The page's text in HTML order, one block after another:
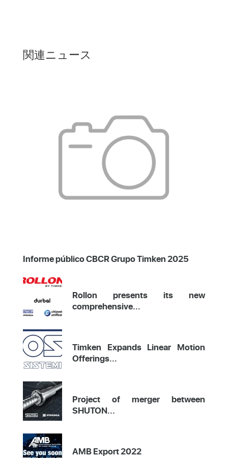
関連ニュース
Informe público CBCR Grupo Timken 2025
Rollon presents its new
comprehensive...
Timken Expands Linear Motion
Offerings...
Project of merger between
SHUTON...
AMB Export 2022